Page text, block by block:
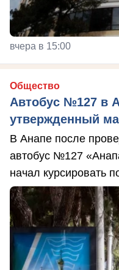
вчера в 15:00
Общество
Автобус №127 в
утвержденный
В Анапе после
автобус №127
начал курсировать